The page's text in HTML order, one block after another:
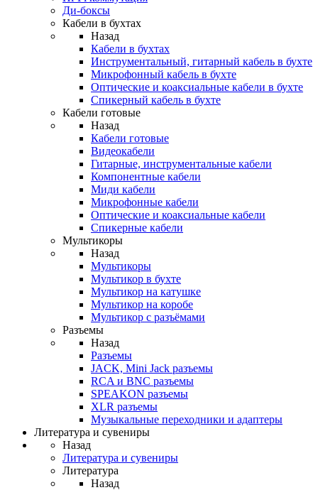
Ди-боксы
Кабели в бухтах
Назад
Кабели в бухтах
Инструментальный, гитарный кабель в бухте
Микрофонный кабель в бухте
Оптические и коаксиальные кабели в бухте
Спикерный кабель в бухте
Кабели готовые
Назад
Кабели готовые
Видеокабели
Гитарные, инструментальные кабели
Компонентные кабели
Миди кабели
Микрофонные кабели
Оптические и коаксиальные кабели
Спикерные кабели
Мультикоры
Назад
Мультикоры
Мультикор в бухте
Мультикор на катушке
Мультикор на коробе
Мультикор с разъёмами
Разъемы
Назад
Разъемы
JACK, Mini Jack разъемы
RCA и BNC разъемы
SPEAKON разъемы
XLR разъемы
Музыкальные переходники и адаптеры
Литература и сувениры
Назад
Литература и сувениры
Литература
Назад